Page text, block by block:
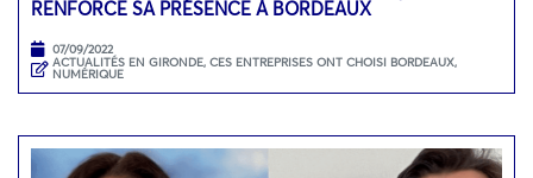
RENFORCE SA PRÉSENCE À BORDEAUX
07/09/2022
ACTUALITÉS EN GIRONDE, CES ENTREPRISES ONT CHOISI BORDEAUX,
NUMÉRIQUE